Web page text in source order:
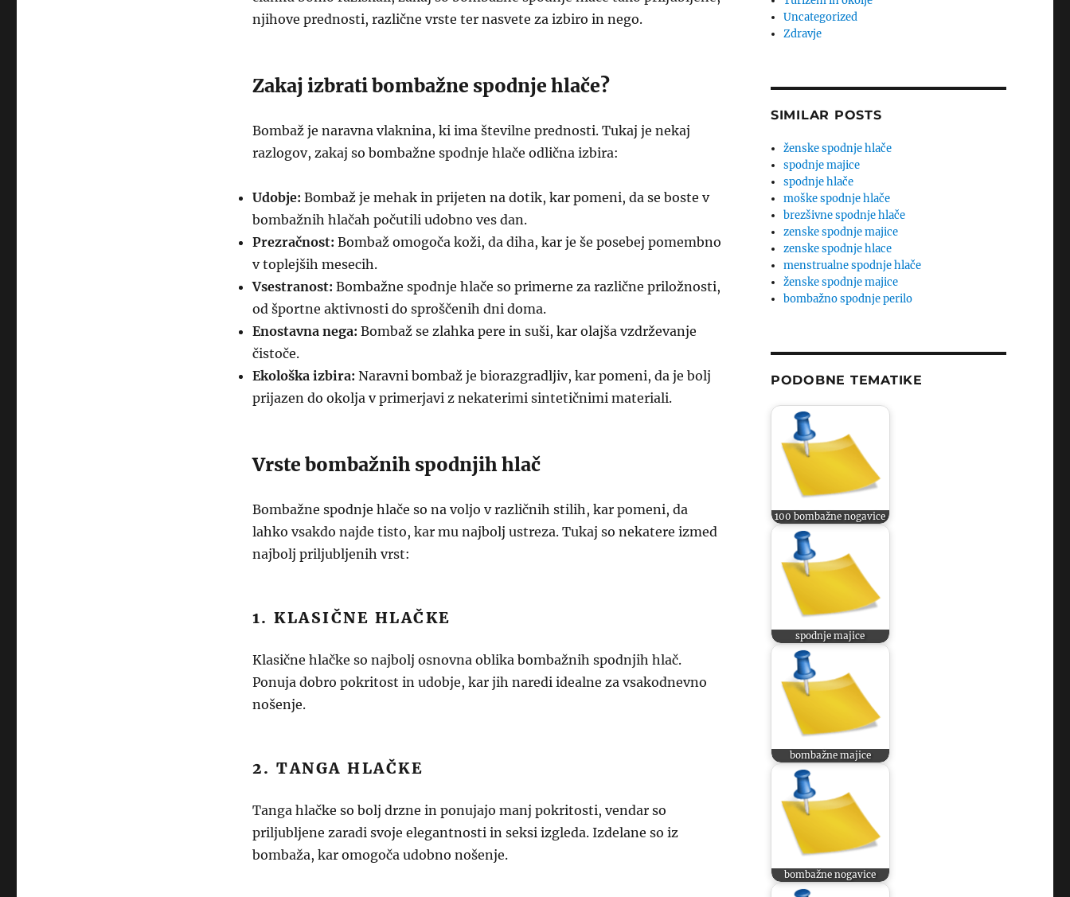
njihove prednosti, različne vrste ter nasvete za izbiro in nego.
Zakaj izbrati bombažne spodnje hlače?
Bombaž je naravna vlaknina, ki ima številne prednosti. Tukaj je nekaj
razlogov, zakaj so bombažne spodnje hlače odlična izbira:
Udobje: Bombaž je mehak in prijeten na dotik, kar pomeni, da se boste v
bombažnih hlačah počutili udobno ves dan.
Prezračnost: Bombaž omogoča koži, da diha, kar je še posebej pomembno
v toplejših mesecih.
Vsestranost: Bombažne spodnje hlače so primerne za različne priložnosti,
od športne aktivnosti do sproščenih dni doma.
Enostavna nega: Bombaž se zlahka pere in suši, kar olajša vzdrževanje
čistoče.
Ekološka izbira: Naravni bombaž je biorazgradljiv, kar pomeni, da je bolj
prijazen do okolja v primerjavi z nekaterimi sintetičnimi materiali.
Vrste bombažnih spodnjih hlač
Bombažne spodnje hlače so na voljo v različnih stilih, kar pomeni, da
lahko vsakdo najde tisto, kar mu najbolj ustreza. Tukaj so nekatere izmed
najbolj priljubljenih vrst:
1. KLASIČNE HLAČKE
Klasične hlačke so najbolj osnovna oblika bombažnih spodnjih hlač.
Ponuja dobro pokritost in udobje, kar jih naredi idealne za vsakodnevno
nošenje.
2. TANGA HLAČKE
Tanga hlačke so bolj drzne in ponujajo manj pokritosti, vendar so
priljubljene zaradi svoje elegantnosti in seksi izgleda. Izdelane so iz
bombaža, kar omogoča udobno nošenje.
Uncategorized
Zdravje
SIMILAR POSTS
ženske spodnje hlače
spodnje majice
spodnje hlače
moške spodnje hlače
brezšivne spodnje hlače
zenske spodnje majice
zenske spodnje hlace
menstrualne spodnje hlače
ženske spodnje majice
bombažno spodnje perilo
PODOBNE TEMATIKE
100 bombažne nogavice
spodnje majice
bombažne majice
bombažne nogavice